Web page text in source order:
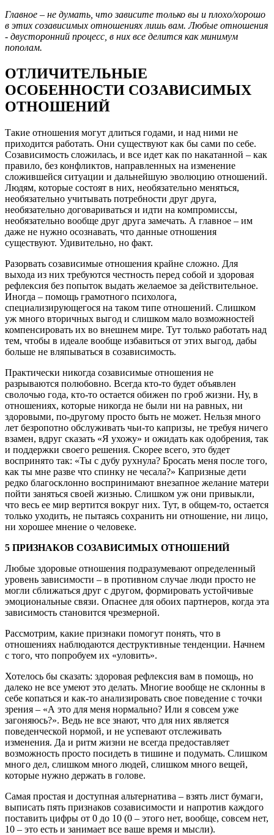
Главное – не думать, что зависите только вы и плохо/хорошо
в этих созависимых отношениях лишь вам. Любые отношения
- двусторонний процесс, в них все делится как минимум
пополам.
ОТЛИЧИТЕЛЬНЫЕ
ОСОБЕННОСТИ СОЗАВИСИМЫХ
ОТНОШЕНИЙ
Такие отношения могут длиться годами, и над ними не
приходится работать. Они существуют как бы сами по себе.
Созависимость сложилась, и все идет как по накатанной – как
правило, без конфликтов, направленных на изменение
сложившейся ситуации и дальнейшую эволюцию отношений.
Людям, которые состоят в них, необязательно меняться,
необязательно учитывать потребности друг друга,
необязательно договариваться и идти на компромиссы,
необязательно вообще друг друга замечать. А главное – им
даже не нужно осознавать, что данные отношения
существуют. Удивительно, но факт.
Разорвать созависимые отношения крайне сложно. Для
выхода из них требуются честность перед собой и здоровая
рефлексия без попыток выдать желаемое за действительное.
Иногда – помощь грамотного психолога,
специализирующегося на таком типе отношений. Слишком
уж много вторичных выгод и слишком мало возможностей
компенсировать их во внешнем мире. Тут только работать над
тем, чтобы в идеале вообще избавиться от этих выгод, дабы
больше не вляпываться в созависимость.
Практически никогда созависимые отношения не
разрываются полюбовно. Всегда кто-то будет объявлен
сволочью года, кто-то остается обижен по гроб жизни. Ну, в
отношениях, которые никогда не были ни на равных, ни
здоровыми, по-другому просто быть не может. Нельзя много
лет безропотно обслуживать чьи-то капризы, не требуя ничего
взамен, вдруг сказать «Я ухожу» и ожидать как одобрения, так
и поддержки своего решения. Скорее всего, это будет
воспринято так: «Ты с дубу рухнула? Бросать меня после того,
как ты мне разве что спинку не чесала?» Капризные дети
редко благосклонно воспринимают внезапное желание матери
пойти заняться своей жизнью. Слишком уж они привыкли,
что весь ее мир вертится вокруг них. Тут, в общем-то, остается
только уходить, не пытаясь сохранить ни отношение, ни лицо,
ни хорошее мнение о человеке.
5 ПРИЗНАКОВ СОЗАВИСИМЫХ ОТНОШЕНИЙ
Любые здоровые отношения подразумевают определенный
уровень зависимости – в противном случае люди просто не
могли сближаться друг с другом, формировать устойчивые
эмоциональные связи. Опаснее для обоих партнеров, когда эта
зависимость становится чрезмерной.
Рассмотрим, какие признаки помогут понять, что в
отношениях наблюдаются деструктивные тенденции. Начнем
с того, что попробуем их «уловить».
Хотелось бы сказать: здоровая рефлексия вам в помощь, но
далеко не все умеют это делать. Многие вообще не склонны в
себе копаться и как-то анализировать свое поведение с точки
зрения – «А это для меня нормально? Или я совсем уже
загоняюсь?». Ведь не все знают, что для них является
поведенческой нормой, и не успевают отслеживать
изменения. Да и ритм жизни не всегда предоставляет
возможность просто посидеть в тишине и подумать. Слишком
много дел, слишком много людей, слишком много вещей,
которые нужно держать в голове.
Самая простая и доступная альтернатива – взять лист бумаги,
выписать пять признаков созависимости и напротив каждого
поставить цифры от 0 до 10 (0 – этого нет, вообще, совсем нет,
10 – это есть и занимает все ваше время и мысли).